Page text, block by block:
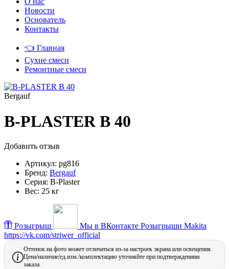
Новости
Основатель
Контакты
👈 Главная
Сухие смеси
Ремонтные смеси
Bergauf
B-PLASTER B 40
Добавить отзыв
Артикул: pg816
Бренд: Bergauf
Серия: B-Plaster
Вес: 25 кг
Розыгрыш Мы в ВКонтакте Розыгрыши Makita
https://vk.com/striwer_official
Оттенок на фото может отличаться из-за настроек экрана или освещения.
Цена/наличие/ед.изм./комплектацию уточняйте при подтверждениии
заказа.